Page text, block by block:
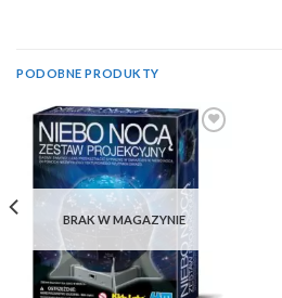
PODOBNE PRODUKTY
Add to
Wishlist
BRAK W MAGAZYNIE